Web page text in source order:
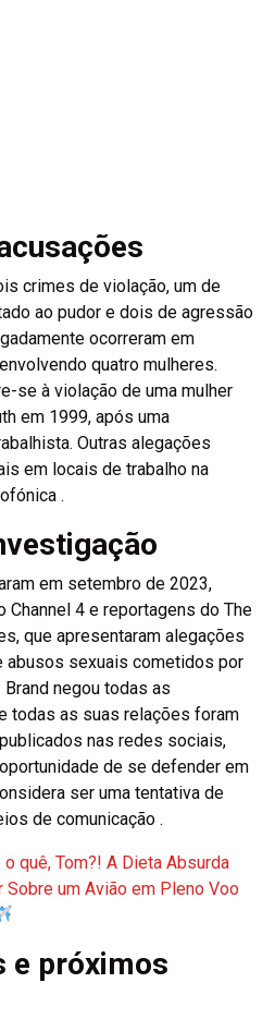
crimes de violação, um de
ao pudor e dois de agressão
ocorreram em
quatro mulheres.
se à violação de uma mulher
em 1999, após uma
Outras alegações
em locais de trabalho na
.
em setembro de 2023,
Channel 4 e reportagens do The
que apresentaram alegações
abusos sexuais cometidos por
negou todas as
todas as suas relações foram
nas redes sociais,
de se defender em
ser uma tentativa de
de comunicação .
quê, Tom?! A Dieta Absurda
Sobre um Avião em Pleno Voo
e próximos